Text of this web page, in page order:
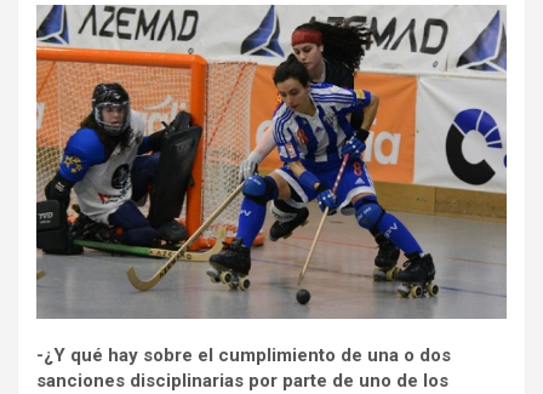
-¿Y qué hay sobre el cumplimiento de una o dos
sanciones disciplinarias por parte de uno de los